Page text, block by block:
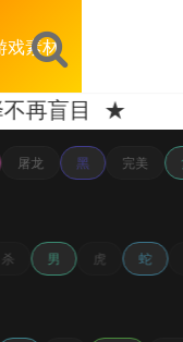
戏素材
盲目 ★
屠龙 黑 完美
杀 男 虎 蛇